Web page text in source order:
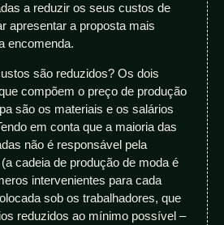
a reduzir os seus custos de
apresentar a proposta mais
encomenda.
são reduzidos? Os dois
compõem o preço de produção
são os materiais e os salários
em conta que a maioria das
não é responsável pela
cadeia de produção de moda é
intervenientes para cada
sob os trabalhadores, que
reduzidos ao mínimo possível –